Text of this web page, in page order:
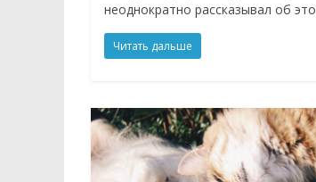
неоднократно рассказывал об
Читать дальше